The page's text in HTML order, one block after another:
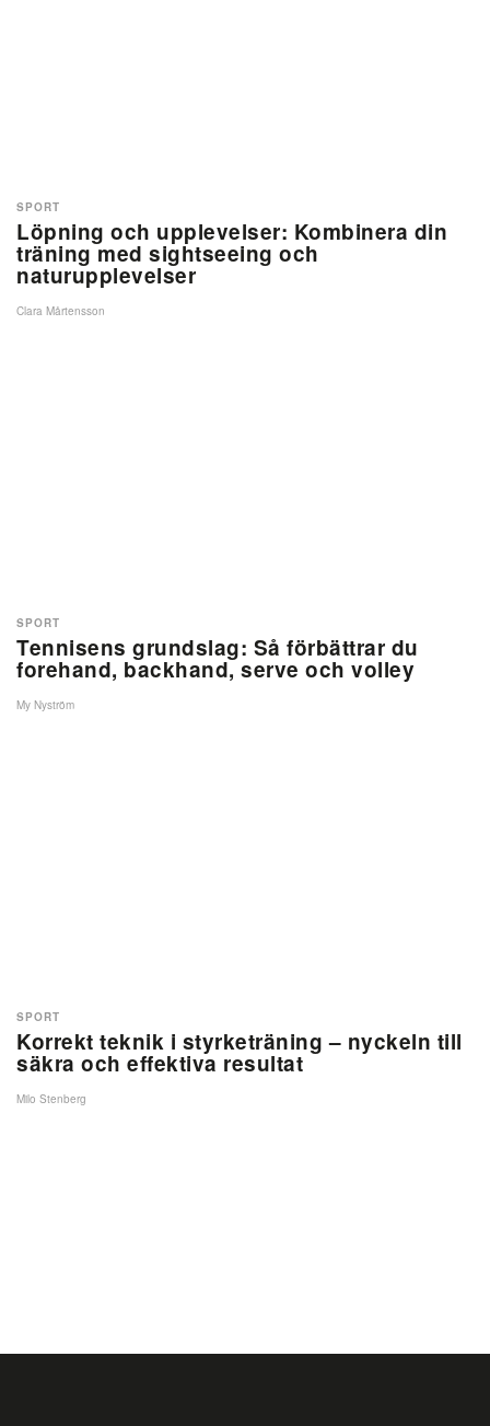
Löpning och upplevelser: Kombinera din
träning med sightseeing och
naturupplevelser
SPORT
Clara Mårtensson
Tennisens grundslag: Så förbättrar du
forehand, backhand, serve och volley
SPORT
My Nyström
Korrekt teknik i styrketräning – nyckeln till
säkra och effektiva resultat
SPORT
Milo Stenberg